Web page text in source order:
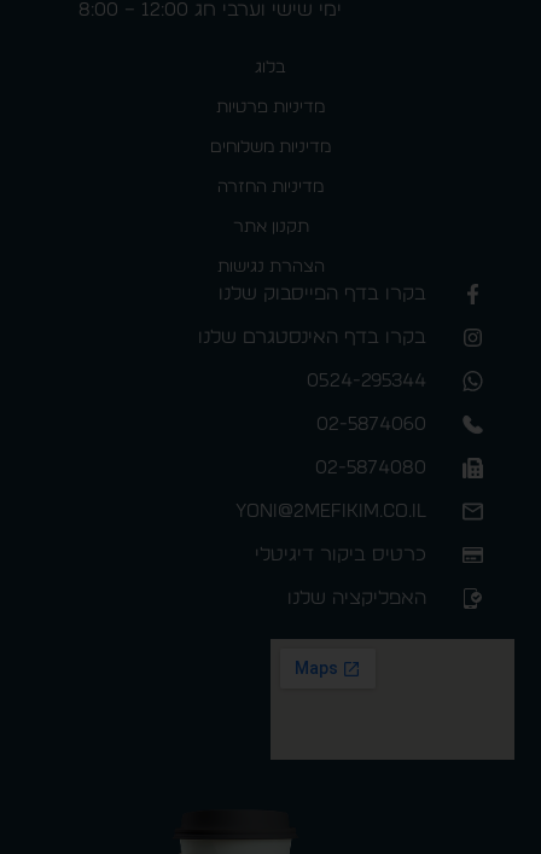
ימי שישי וערבי חג 12:00 – 8:00
בלוג
מדיניות פרטיות
מדיניות משלוחים
מדיניות החזרה
תקנון אתר
הצהרת נגישות
בקרו בדף הפייסבוק שלנו
בקרו בדף האינסטגרם שלנו
0524-295344
02-5874060
02-5874080
yoni@2mefikim.co.il
כרטיס ביקור דיגיטלי
האפליקציה שלנו